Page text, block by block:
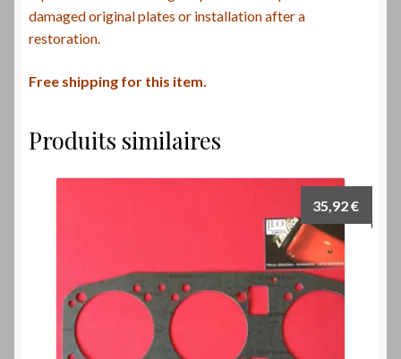
damaged original plates or installation after a
restoration.
Free shipping for this item.
Produits similaires
35,92€